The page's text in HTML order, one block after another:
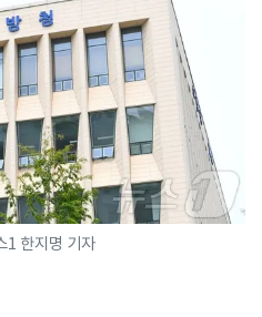
1 한지명 기자